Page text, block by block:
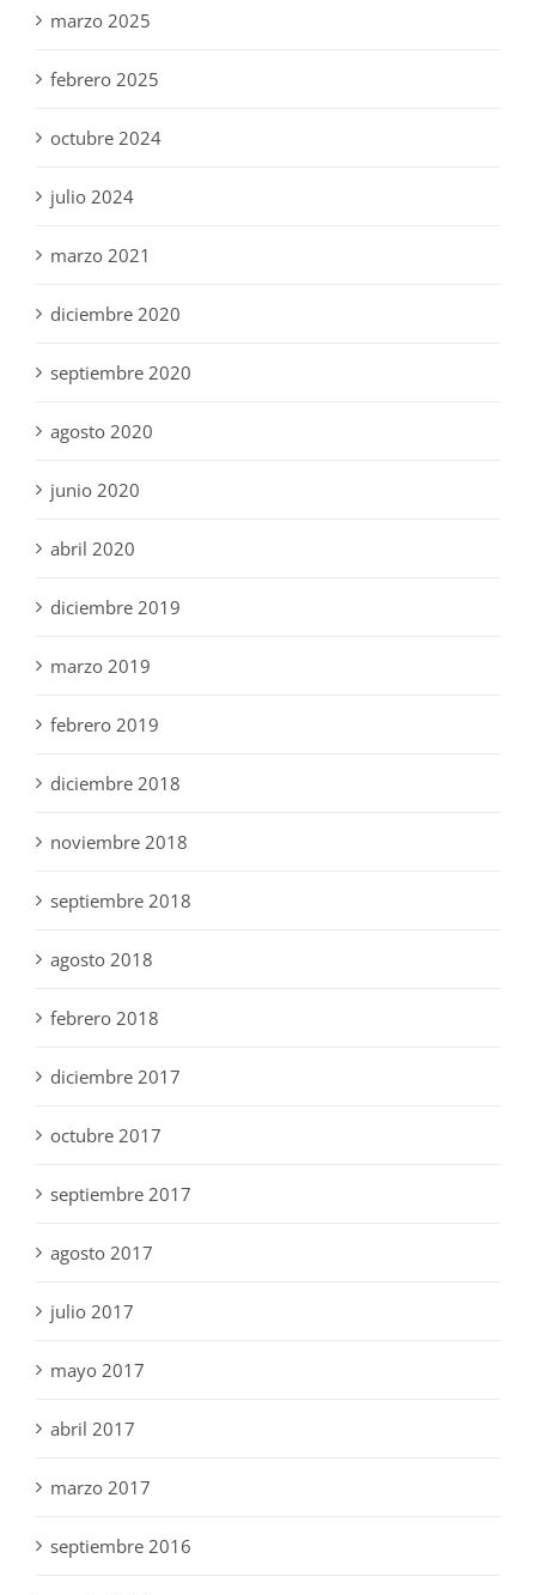
marzo 2025
febrero 2025
octubre 2024
julio 2024
marzo 2021
diciembre 2020
septiembre 2020
agosto 2020
junio 2020
abril 2020
diciembre 2019
marzo 2019
febrero 2019
diciembre 2018
noviembre 2018
septiembre 2018
agosto 2018
febrero 2018
diciembre 2017
octubre 2017
septiembre 2017
agosto 2017
julio 2017
mayo 2017
abril 2017
marzo 2017
septiembre 2016